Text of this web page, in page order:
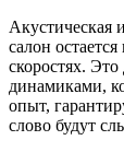
Акустическая
салон
скоростях.
динамиками,
опыт,
слово будут